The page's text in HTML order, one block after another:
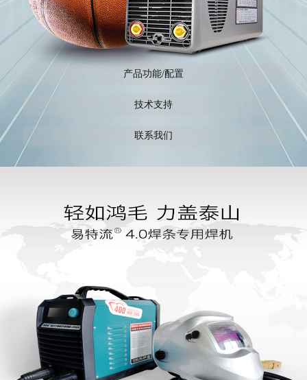
产品功能/配置
技术支持
联系我们